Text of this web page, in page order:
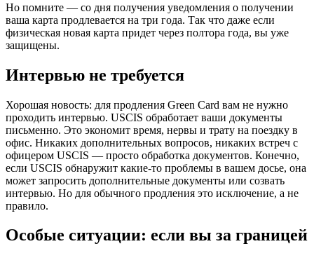
Но помните — со дня получения уведомления о получении
ваша карта продлевается на три года. Так что даже если
физическая новая карта придет через полтора года, вы уже
защищены.
Интервью не требуется
Хорошая новость: для продления Green Card вам не нужно
проходить интервью. USCIS обработает ваши документы
письменно. Это экономит время, нервы и трату на поездку в
офис. Никаких дополнительных вопросов, никаких встреч с
офицером USCIS — просто обработка документов. Конечно,
если USCIS обнаружит какие-то проблемы в вашем досье, она
может запросить дополнительные документы или созвать
интервью. Но для обычного продления это исключение, а не
правило.
Особые ситуации: если вы за границей